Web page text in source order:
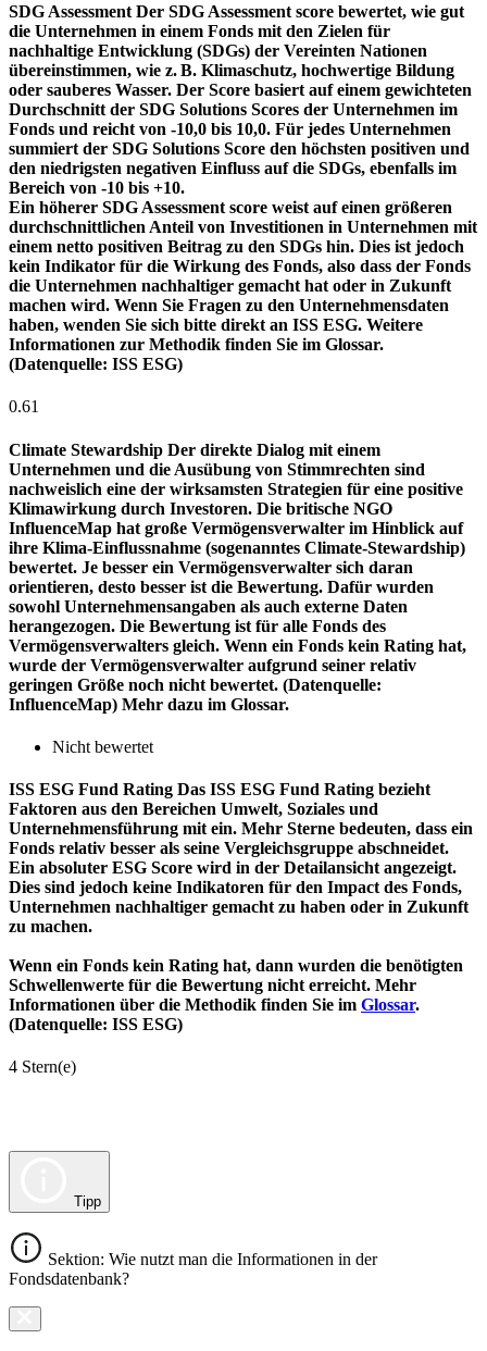
SDG Assessment Der SDG Assessment score bewertet, wie gut
die Unternehmen in einem Fonds mit den Zielen für
nachhaltige Entwicklung (SDGs) der Vereinten Nationen
übereinstimmen, wie z. B. Klimaschutz, hochwertige Bildung
oder sauberes Wasser. Der Score basiert auf einem gewichteten
Durchschnitt der SDG Solutions Scores der Unternehmen im
Fonds und reicht von -10,0 bis 10,0. Für jedes Unternehmen
summiert der SDG Solutions Score den höchsten positiven und
den niedrigsten negativen Einfluss auf die SDGs, ebenfalls im
Bereich von -10 bis +10.
Ein höherer SDG Assessment score weist auf einen größeren
durchschnittlichen Anteil von Investitionen in Unternehmen mit
einem netto positiven Beitrag zu den SDGs hin. Dies ist jedoch
kein Indikator für die Wirkung des Fonds, also dass der Fonds
die Unternehmen nachhaltiger gemacht hat oder in Zukunft
machen wird. Wenn Sie Fragen zu den Unternehmensdaten
haben, wenden Sie sich bitte direkt an ISS ESG. Weitere
Informationen zur Methodik finden Sie im Glossar.
(Datenquelle: ISS ESG)
0.61
Climate Stewardship Der direkte Dialog mit einem
Unternehmen und die Ausübung von Stimmrechten sind
nachweislich eine der wirksamsten Strategien für eine positive
Klimawirkung durch Investoren. Die britische NGO
InfluenceMap hat große Vermögensverwalter im Hinblick auf
ihre Klima-Einflussnahme (sogenanntes Climate-Stewardship)
bewertet. Je besser ein Vermögensverwalter sich daran
orientieren, desto besser ist die Bewertung. Dafür wurden
sowohl Unternehmensangaben als auch externe Daten
herangezogen. Die Bewertung ist für alle Fonds des
Vermögensverwalters gleich. Wenn ein Fonds kein Rating hat,
wurde der Vermögensverwalter aufgrund seiner relativ
geringen Größe noch nicht bewertet. (Datenquelle:
InfluenceMap) Mehr dazu im Glossar.
Nicht bewertet
ISS ESG Fund Rating Das ISS ESG Fund Rating bezieht
Faktoren aus den Bereichen Umwelt, Soziales und
Unternehmensführung mit ein. Mehr Sterne bedeuten, dass ein
Fonds relativ besser als seine Vergleichsgruppe abschneidet.
Ein absoluter ESG Score wird in der Detailansicht angezeigt.
Dies sind jedoch keine Indikatoren für den Impact des Fonds,
Unternehmen nachhaltiger gemacht zu haben oder in Zukunft
zu machen.
Wenn ein Fonds kein Rating hat, dann wurden die benötigten
Schwellenwerte für die Bewertung nicht erreicht. Mehr
Informationen über die Methodik finden Sie im Glossar.
(Datenquelle: ISS ESG)
4 Stern(e)
Tipp
Sektion: Wie nutzt man die Informationen in der
Fondsdatenbank?